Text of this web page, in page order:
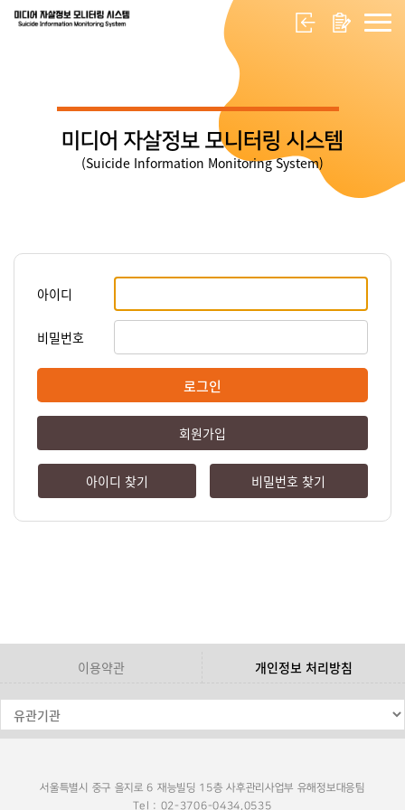
미디어 자살정보 모니터링 시스템
(Suicide Information Monitoring System)
아이디
비밀번호
로그인
회원가입
아이디 찾기 비밀번호 찾기
이용약관 개인정보 처리방침
서울특별시 중구 을지로 6 재능빌딩 15층 사후관리사업부 유해정보대응팀
Tel : 02-3706-0434,0535